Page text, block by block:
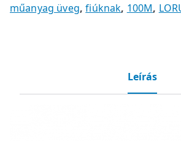
műanyag üveg,fiúknak, 100M,
Leírás